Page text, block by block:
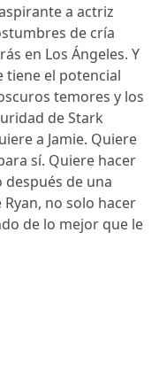
a actriz
de cría
en Los Ángeles. Y
tiene el potencial
temores y los
de Stark
a Jamie. Quiere
sí. Quiere hacer
de una
no solo hacer
de lo mejor que le